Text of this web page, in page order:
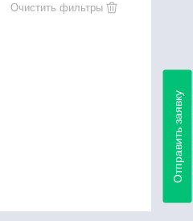
Отправить заявку